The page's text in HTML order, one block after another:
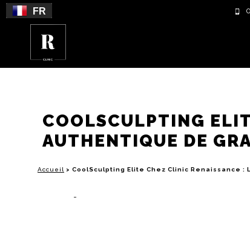
FR
COOLSCULPTING
AUTHENTIQUE DE
Accueil > CoolSculpting Elite Chez Clinic Renaissance